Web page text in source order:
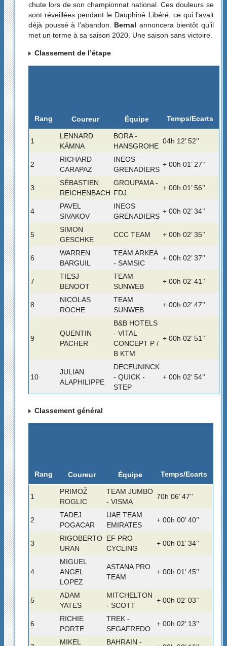
chute lors de son championnat national. Ces douleurs se
sont réveillées pendant le Dauphiné Libéré, ce qui l’avait
déjà poussé à l’abandon. Bernal annoncera bientôt qu’il
met un terme à sa saison 2020. Une saison sans victoire.
Classement de l’étape
Rang Coureur Équipe Temps/Ecarts
1
LENNARD
KÄMNA
BORA -
HANSGROHE
04h 12’ 52’’
2
RICHARD
CARAPAZ
INEOS
GRENADIERS
+ 00h 01’ 27’’
3
SÉBASTIEN
REICHENBACH
GROUPAMA -
FDJ
+ 00h 01’ 56’’
4
PAVEL
SIVAKOV
INEOS
GRENADIERS
+ 00h 02’ 34’’
5
SIMON
GESCHKE
CCC TEAM + 00h 02’ 35’’
6
WARREN
BARGUIL
TEAM ARKEA
- SAMSIC
+ 00h 02’ 37’’
7
TIESJ
BENOOT
TEAM
SUNWEB
+ 00h 02’ 41’’
8
NICOLAS
ROCHE
TEAM
SUNWEB
+ 00h 02’ 47’’
9
QUENTIN
PACHER
B&B HOTELS
- VITAL
CONCEPT P /
B KTM
+ 00h 02’ 51’’
10
JULIAN
ALAPHILIPPE
DECEUNINCK
- QUICK -
STEP
+ 00h 02’ 54’’
Classement général
Rang Coureur Équipe Temps/Ecarts
1
PRIMOŽ
ROGLIC
TEAM JUMBO
- VISMA
70h 06’ 47’’
2
TADEJ
POGACAR
UAE TEAM
EMIRATES
+ 00h 00’ 40’’
3
RIGOBERTO
URAN
EF PRO
CYCLING
+ 00h 01’ 34’’
4
MIGUEL
ANGEL
LOPEZ
ASTANA PRO
TEAM
+ 00h 01’ 45’’
5
ADAM
YATES
MITCHELTON
- SCOTT
+ 00h 02’ 03’’
6
RICHIE
PORTE
TREK -
SEGAFREDO
+ 00h 02’ 13’’
MIKEL BAHRAIN -